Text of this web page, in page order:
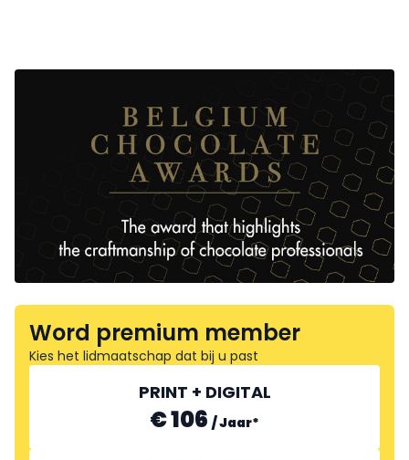
Word premium member
Kies het lidmaatschap dat bij u past
PRINT + DIGITAL
€ 106 /Jaar*